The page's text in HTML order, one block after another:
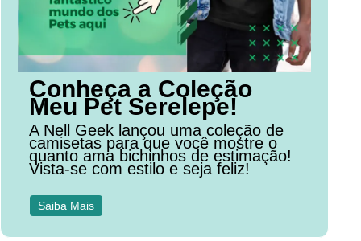
Conheça a Coleção
Meu Pet Serelepe!
A Nell Geek lançou uma coleção de
camisetas para que você mostre o
quanto ama bichinhos de estimação!
Vista-se com estilo e seja feliz!
Saiba Mais